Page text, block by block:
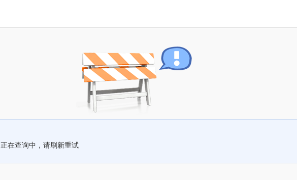
正在查询中，请刷新重试